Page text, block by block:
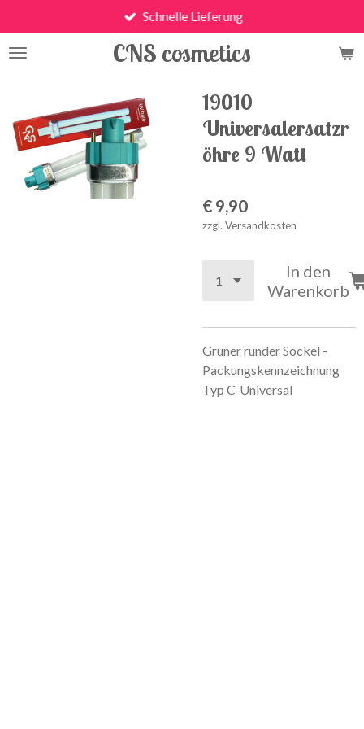
Hauptinhalt
springen
CNS cosmetics
Schnelle Lieferung
19010
Universalersatzr
öhre 9 Watt
€ 9,90
zzgl. Versandkosten
In den
Warenkorb
Gruner runder Sockel -
Packungskennzeichnung
Typ C-Universal